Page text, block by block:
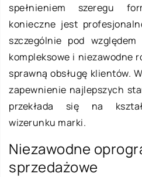
spełnieniem szeregu
konieczne jest
szczególnie pod
kompleksowe i niezawodne
sprawną obsługę klientów.
zapewnienie najlepszych
przekłada się na
wizerunku marki.
Niezawodne
sprzedażowe